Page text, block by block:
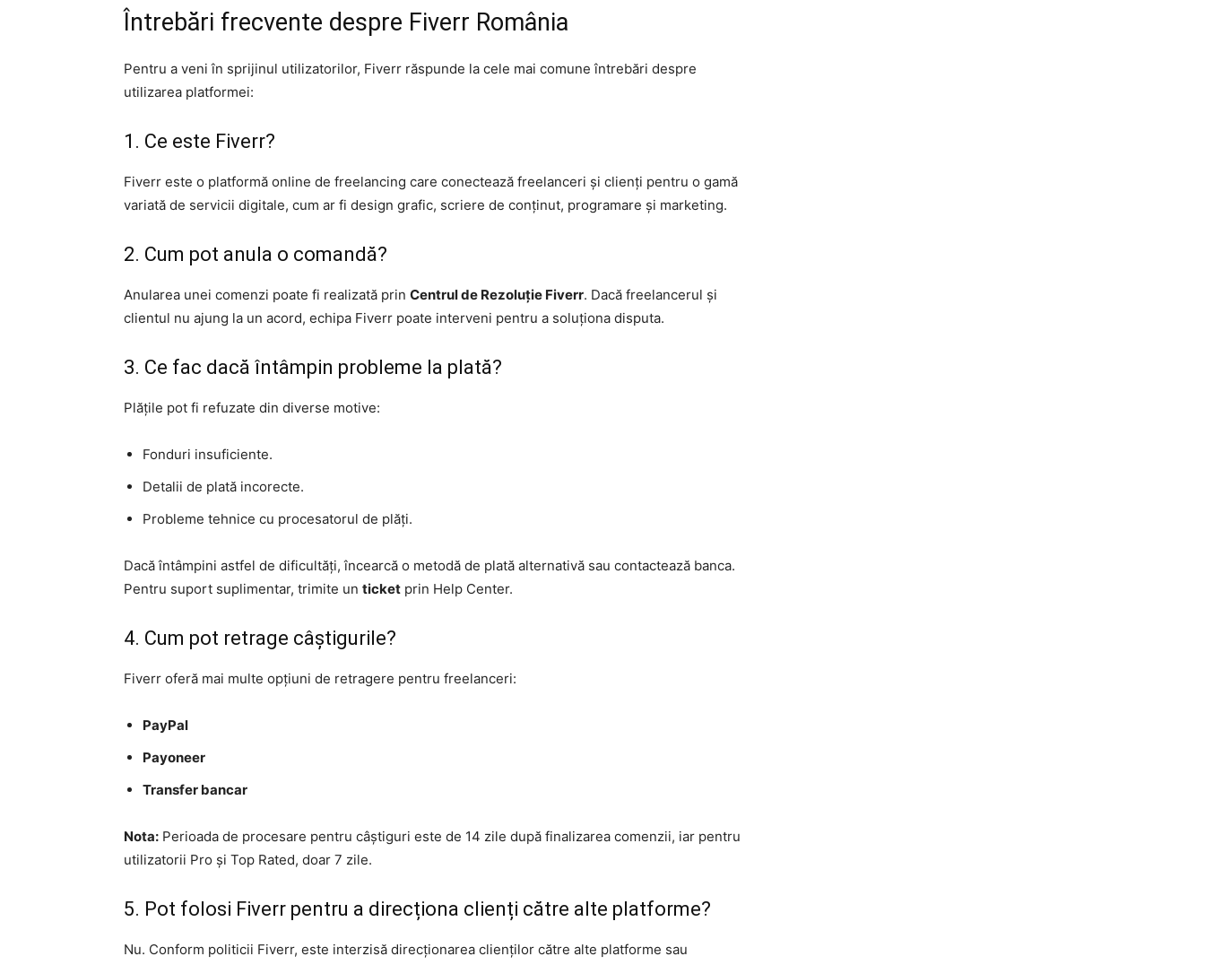
Întrebări frecvente despre Fiverr România
Pentru a veni în sprijinul utilizatorilor, Fiverr răspunde la cele mai comune întrebări despre
utilizarea platformei:
1. Ce este Fiverr?
Fiverr este o platformă online de freelancing care conectează freelanceri și clienți pentru o gamă
variată de servicii digitale, cum ar fi design grafic, scriere de conținut, programare și marketing.
2. Cum pot anula o comandă?
Anularea unei comenzi poate fi realizată prin Centrul de Rezoluție Fiverr. Dacă freelancerul și
clientul nu ajung la un acord, echipa Fiverr poate interveni pentru a soluționa disputa.
3. Ce fac dacă întâmpin probleme la plată?
Plățile pot fi refuzate din diverse motive:
Fonduri insuficiente.
Detalii de plată incorecte.
Probleme tehnice cu procesatorul de plăți.
Dacă întâmpini astfel de dificultăți, încearcă o metodă de plată alternativă sau contactează banca.
Pentru suport suplimentar, trimite un ticket prin Help Center.
4. Cum pot retrage câștigurile?
Fiverr oferă mai multe opțiuni de retragere pentru freelanceri:
PayPal
Payoneer
Transfer bancar
Nota: Perioada de procesare pentru câștiguri este de 14 zile după finalizarea comenzii, iar pentru
utilizatorii Pro și Top Rated, doar 7 zile.
5. Pot folosi Fiverr pentru a direcționa clienți către alte platforme?
Nu. Conform politicii Fiverr, este interzisă direcționarea clienților către alte platforme sau